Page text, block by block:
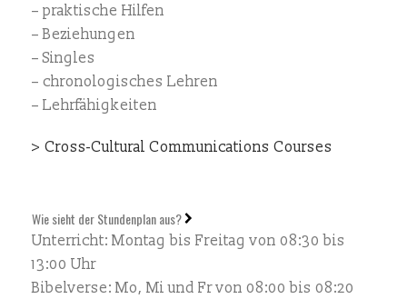
– praktische Hilfen
– Beziehungen
– Singles
– chronologisches Lehren
– Lehrfähigkeiten
> Cross-Cultural Communications Courses
Wie sieht der Stundenplan aus?
Unterricht: Montag bis Freitag von 08:30 bis
13:00 Uhr
Bibelverse: Mo, Mi und Fr von 08:00 bis 08:20